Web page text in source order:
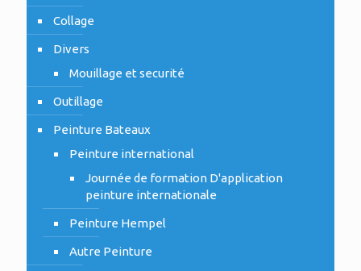
Collage
Divers
Mouillage et securité
Outillage
Peinture Bateaux
Peinture international
Journée de formation D'application
peinture internationale
Peinture Hempel
Autre Peinture